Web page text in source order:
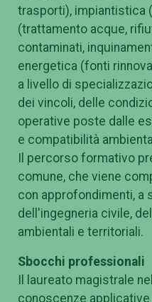
trasporti), impiantistica
(trattamento acque,
contaminati,
energetica (fonti
a livello di
dei vincoli, delle
operative poste dalle
e compatibilità
Il percorso formativo
comune, che viene
con approfondimenti, a
dell'ingegneria civile,
ambientali e territoriali.
Sbocchi professionali
Il laureato magistrale
conoscenze